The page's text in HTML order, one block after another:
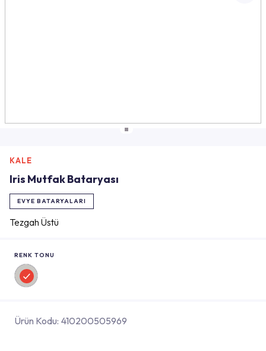
KALE
Iris Mutfak Bataryası
EVYE BATARYALARI
Tezgah Üstü
RENK TONU
Ürün Kodu: 410200505969